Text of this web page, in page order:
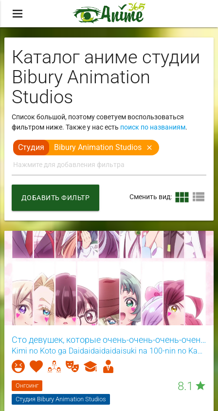
menu
Каталог аниме студии
Bibury Animation
Studios
Список большой, поэтому советуем воспользоваться
фильтром ниже. Также у нас есть поиск по названиям.
Студия Bibury Animation Studios close
Сменить вид: view_module view_list
ДОБАВИТЬ ФИЛЬТР
Сто девушек, которые очень-очень-очень-очень-очень сильно тебя любят 3 сезон
Kimi no Koto ga Daidaidaidaidaisuki na 100-nin no Kanojo 3rd Season
8.1 star
Онгоинг
Студия Bibury Animation Studios